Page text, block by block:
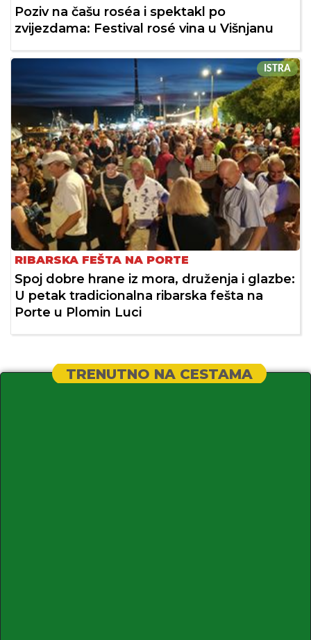
Poziv na čašu roséa i spektakl po
zvijezdama: Festival rosé vina u Višnjanu
ISTRA
RIBARSKA FEŠTA NA PORTE
Spoj dobre hrane iz mora, druženja i glazbe:
U petak tradicionalna ribarska fešta na
Porte u Plomin Luci
TRENUTNO NA CESTAMA